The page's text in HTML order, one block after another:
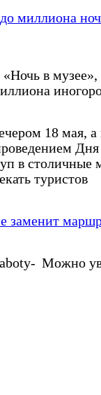
миллиона
в музее»,
18 мая, а
Дня
в столичные
туристов
заменит
Можно